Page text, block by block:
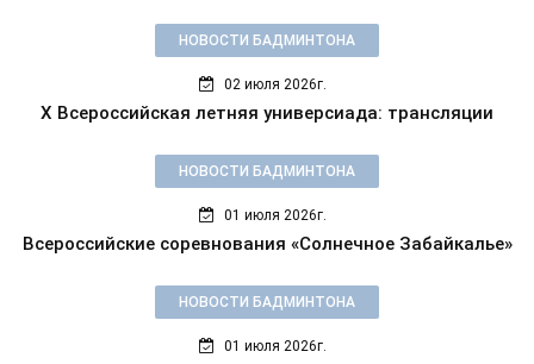
НОВОСТИ БАДМИНТОНА
02 июля 2026г.
X Всероссийская летняя универсиада: трансляции
НОВОСТИ БАДМИНТОНА
01 июля 2026г.
Всероссийские соревнования «Солнечное Забайкалье»
НОВОСТИ БАДМИНТОНА
01 июля 2026г.